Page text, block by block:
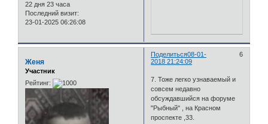
22 дня 23 часа
Последний визит:
23-01-2025 06:26:08
Поделиться 6
08-01-
2018 21:24:09
Женя
Участник
Рейтинг:
7. Тоже легко узнаваемый и
совсем недавно
обсуждавшийся на форуме
"Рыбный" , на Красном
проспекте ,33.